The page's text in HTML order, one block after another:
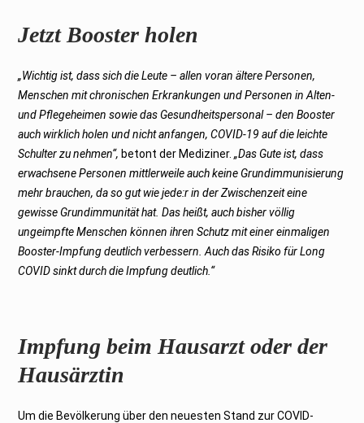
Jetzt Booster holen
„Wichtig ist, dass sich die Leute – allen voran ältere Personen,
Menschen mit chronischen Erkrankungen und Personen in Alten-
und Pflegeheimen sowie das Gesundheitspersonal – den Booster
auch wirklich holen und nicht anfangen, COVID-19 auf die leichte
Schulter zu nehmen“, betont der Mediziner.„Das Gute ist, dass
erwachsene Personen mittlerweile auch keine Grundimmunisierung
mehr brauchen, da so gut wie jede:r in der Zwischenzeit eine
gewisse Grundimmunität hat. Das heißt, auch bisher völlig
ungeimpfte Menschen können ihren Schutz mit einer einmaligen
Booster-Impfung deutlich verbessern. Auch das Risiko für Long
COVID sinkt durch die Impfung deutlich.“
Impfung beim Hausarzt oder der
Hausärztin
Um die Bevölkerung über den neuesten Stand zur COVID-